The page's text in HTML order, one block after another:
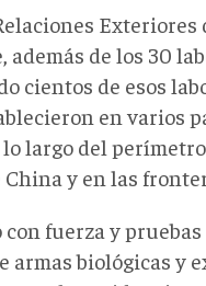
Exteriores
además de los 30
cientos de esos
en varios
largo del
y en las
fuerza y
armas biológicas y